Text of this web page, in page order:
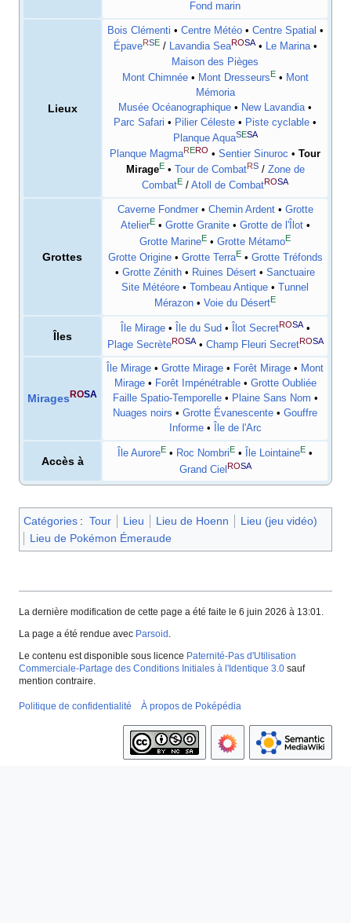
Fond marin
Lieux
Bois Clémenti • Centre Météo• Centre Spatial •
ÉpaveRSE/ Lavandia Sea ROSA• Le Marina•
Maison des Pièges
Mont Chimnée• Mont DresseursE• Mont
Mémoria
Musée Océanographique • New Lavandia •
Parc Safari • Pilier Céleste • Piste cyclable •
Planque AquaSESA
Planque MagmaRERO • Sentier Sinuroc • Tour
MirageE• Tour de CombatRS/ Zone de
CombatE / Atoll de CombatROSA
Grottes
Caverne Fondmer• Chemin Ardent• Grotte
AtelierE• Grotte Granite• Grotte de l'Îlot•
Grotte MarineE • Grotte MétamoE
Grotte Origine• Grotte TerraE• Grotte Tréfonds
• Grotte Zénith • Ruines Désert • Sanctuaire
Site Météore • Tombeau Antique •
Tunnel
Mérazon • Voie du DésertE
Îles
Île Mirage• Île du Sud • Îlot SecretROSA•
Plage SecrèteROSA• Champ Fleuri SecretROSA
Mirages ROSA
Île Mirage • Grotte Mirage • Forêt Mirage • Mont
Mirage• Forêt Impénétrable• Grotte Oubliée
Faille Spatio-Temporelle• Plaine Sans Nom •
Nuages noirs • Grotte Évanescente • Gouffre
Informe• Île de l'Arc
Accès à
Île AuroreE • Roc Nombri E • Île LointaineE •
Grand Ciel ROSA
Catégories : Tour Lieu Lieu de Hoenn
Lieu (jeu vidéo)
Lieu de Pokémon Émeraude
La dernière modification de cette page a été faite le 6 juin 2026 à 13:01.
La page a été rendue avec Parsoid .
Le contenu est disponible sous licence Paternité-Pas d'Utilisation
Commerciale-Partage des Conditions Initiales à l'Identique 3.0 sauf
mention contraire.
Politique de confidentialité À propos de Poképédia